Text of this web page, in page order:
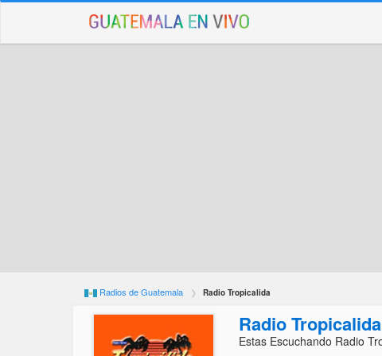
Radios de Guatemala Radio Tropicalida
Radio Tropicalida
Estas Escuchando Radio